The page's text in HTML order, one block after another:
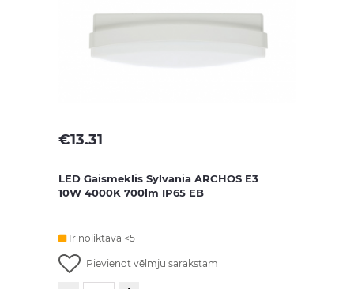
€13.31
LED Gaismeklis Sylvania ARCHOS E3
10W 4000K 700lm IP65 EB
Ir noliktavā <5
Pievienot vēlmju sarakstam